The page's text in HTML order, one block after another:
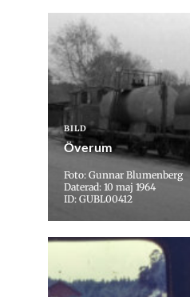
BILD
Överum
Foto: Gunnar Blumenberg
Daterad: 10 maj 1964
ID: GUBL00412